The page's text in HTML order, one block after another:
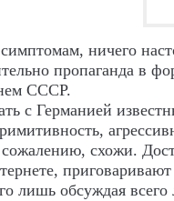
ничего
пропаганда в
СССР.
с Германией
схожи.
приговаривают
лишь обсуждая